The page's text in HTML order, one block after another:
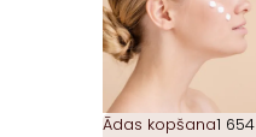
Ādas kopšana1 654